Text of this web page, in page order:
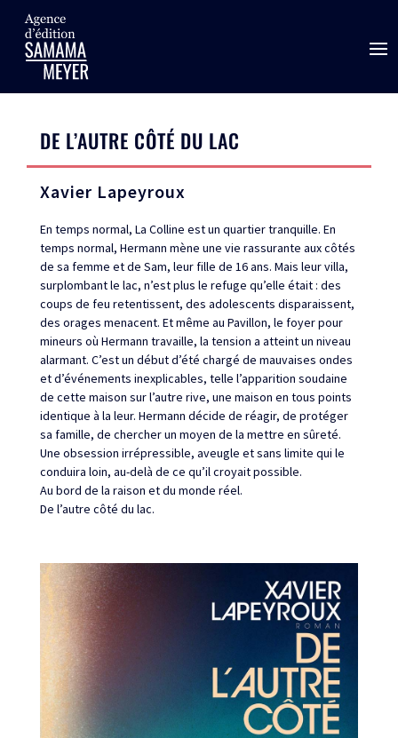
DE L’AUTRE CÔTÉ DU LAC
Xavier Lapeyroux
En temps normal, La Colline est un quartier tranquille. En
temps normal, Hermann mène une vie rassurante aux côtés
de sa femme et de Sam, leur fille de 16 ans. Mais leur villa,
surplombant le lac, n’est plus le refuge qu’elle était : des
coups de feu retentissent, des adolescents disparaissent,
des orages menacent. Et même au Pavillon, le foyer pour
mineurs où Hermann travaille, la tension a atteint un niveau
alarmant. C’est un début d’été chargé de mauvaises ondes
et d’événements inexplicables, telle l’apparition soudaine
de cette maison sur l’autre rive, une maison en tous points
identique à la leur. Hermann décide de réagir, de protéger
sa famille, de chercher un moyen de la mettre en sûreté.
Une obsession irrépressible, aveugle et sans limite qui le
conduira loin, au-delà de ce qu’il croyait possible.
Au bord de la raison et du monde réel.
De l’autre côté du lac.